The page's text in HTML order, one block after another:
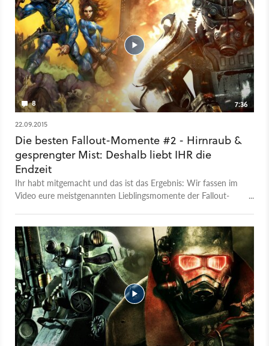
8
7:36
22.09.2015
Die besten Fallout-Momente #2 - Hirnraub &
gesprengter Mist: Deshalb liebt IHR die
Endzeit
Ihr habt mitgemacht und das ist das Ergebnis: Wir fassen im
Video eure meistgenannten Lieblingsmomente der Fallout-